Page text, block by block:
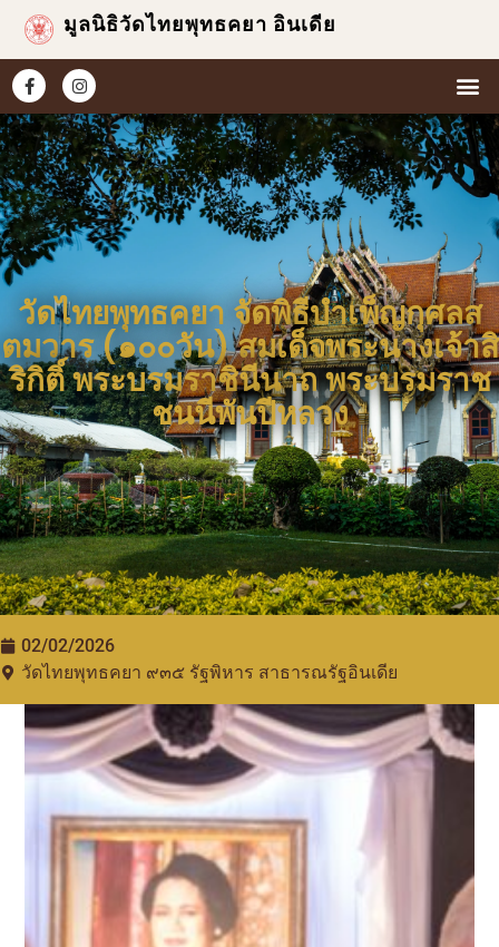
มูลนิธิวัดไทยพุทธคยา อินเดีย
วัดไทยพุทธคยา จัดพิธีบำเพ็ญกุศลส
ตมวาร (๑๐๐วัน) สมเด็จพระนางเจ้าสิ
ริกิติ์ พระบรมราชินีนาถ พระบรมราช
ชนนีพันปีหลวง
02/02/2026
วัดไทยพุทธคยา ๙๓๕​ รัฐพิหาร สาธารณรัฐอินเดีย